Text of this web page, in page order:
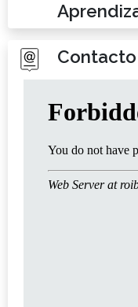
Contacto